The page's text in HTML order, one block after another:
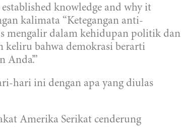
knowledge and why it
kalimata “Ketegangan anti-
mengalir dalam kehidupan politik dan
keliru bahwa demokrasi berarti
hari ini dengan apa yang diulas
Amerika Serikat cenderung